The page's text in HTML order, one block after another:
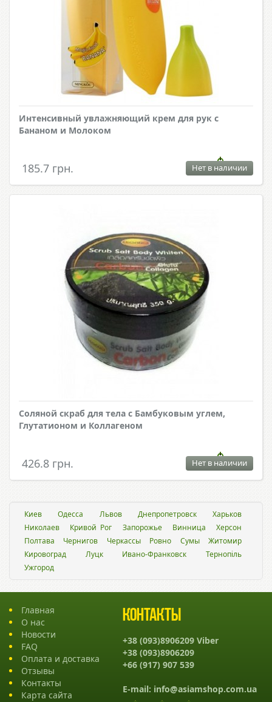
Интенсивный увлажняющий крем для рук с
Бананом и Молоком
185.7 грн. Нет в наличии
Соляной скраб для тела с Бамбуковым углем,
Глутатионом и Коллагеном
426.8 грн. Нет в наличии
Киев Одесса Львов Днепропетровск
Харьков
Николаев
Кривой Рог Запорожье Винница
Херсон
Полтава
Чернигов Черкассы Ровно Сумы
Житомир
Кировоград
Луцк Ивано-Франковск
Тернопіль
Ужгород
Главная
О нас
Новости
FAQ
Оплата и доставка
Отзывы
Контакты
Карта сайта
Контакты
+38 (093)8906209 Viber
+38 (093)8906209
+66 (917) 907 539
E-mail: info@asiamshop.com.ua